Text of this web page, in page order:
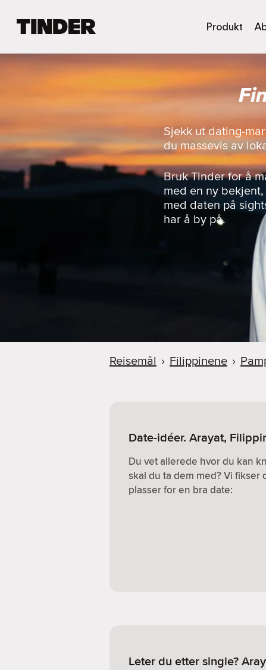
d
m
m
e
Produkt
Sjekk ut dating-
du massevis av
Bruk Tinder for å
med en ny
med daten på
har å by på.
Reisemål › Filippinene ›
Date-idéer. Arayat,
Du vet allerede hvor du kan
skal du ta dem med? Vi fikser
plasser for en bra date:
Leter du etter single?